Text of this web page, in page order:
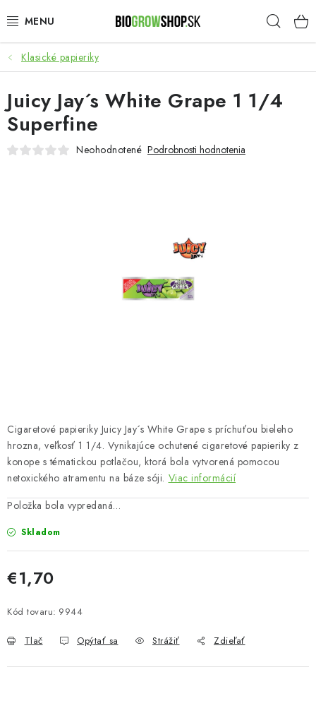
na
PESTOVANIE
HEADSHOP
SEMENÁ
Platba a dodanie
Klasické papieriky
Cigaretové papieriky Juicy Jay´s White Grape s príchuťou bieleho
hrozna, veľkosť 1 1/4. Vynikajúce ochutené cigaretové papieriky z
konope s tématickou potlačou, ktorá bola vytvorená pomocou
netoxického atramentu na báze sóji. Viac informácií
Položka bola vypredaná…
Skladom
€1,70
Kód tovaru: 9944
Tlač Opýtať sa Strážiť Zdieľať
Juicy Jay´s White Grape 1 1/4
Superfine
Neohodnotené Podrobnosti hodnotenia